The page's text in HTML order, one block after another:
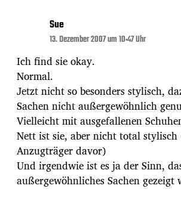
Sue
13. Dezember 2007 um 10:47 Uhr
Ich find sie okay.
Normal.
Jetzt nicht so besonders stylisch,
Sachen nicht außergewöhnlich
Vielleicht mit ausgefallenen
Nett ist sie, aber nicht total stylisch
Anzugträger davor)
Und irgendwie ist es ja der Sinn,
außergewöhnliches Sachen gezeigt